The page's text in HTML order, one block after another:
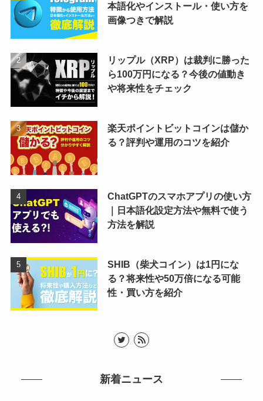
本語化やインストール・使い方を
画像つきで解説
リップル（XRP）は裁判に勝った
ら100万円になる？今後の値動き
や将来性をチェック
楽天ポイントビットコインは儲か
る？評判や運用のコツを紹介
ChatGPTのスマホアプリの使い方
｜日本語化設定方法や無料で使う
方法を解説
SHIB（柴犬コイン）は1円にな
る？将来性や50万倍になる可能
性・買い方を紹介
新着ニュース